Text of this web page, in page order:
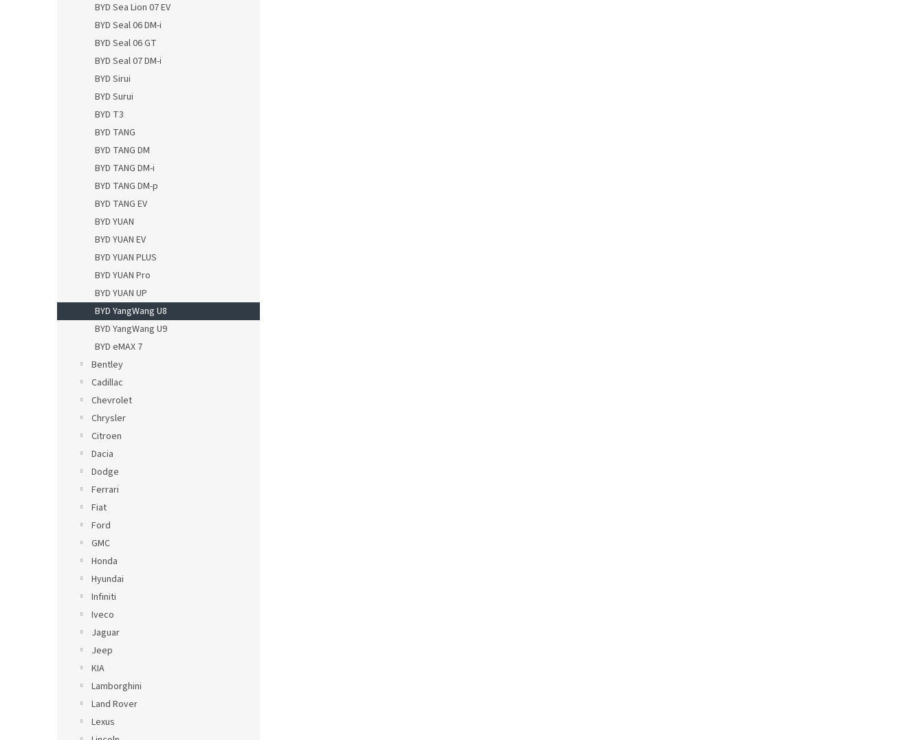
BYD Sea Lion 07 EV
BYD Seal 06 DM-i
BYD Seal 06 GT
BYD Seal 07 DM-i
BYD Sirui
BYD Surui
BYD T3
BYD TANG
BYD TANG DM
BYD TANG DM-i
BYD TANG DM-p
BYD TANG EV
BYD YUAN
BYD YUAN EV
BYD YUAN PLUS
BYD YUAN Pro
BYD YUAN UP
BYD YangWang U8
BYD YangWang U9
BYD eMAX 7
Bentley
Cadillac
Chevrolet
Chrysler
Citroen
Dacia
Dodge
Ferrari
Fiat
Ford
GMC
Honda
Hyundai
Infiniti
Iveco
Jaguar
Jeep
KIA
Lamborghini
Land Rover
Lexus